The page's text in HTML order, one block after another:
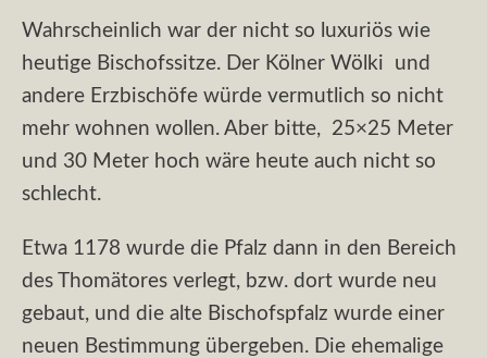
Wahrscheinlich war der nicht so luxuriös wie
heutige Bischofssitze. Der Kölner Wölki und
andere Erzbischöfe würde vermutlich so nicht
mehr wohnen wollen. Aber bitte, 25×25 Meter
und 30 Meter hoch wäre heute auch nicht so
schlecht.
Etwa 1178 wurde die Pfalz dann in den Bereich
des Thomätores verlegt, bzw. dort wurde neu
gebaut, und die alte Bischofspfalz wurde einer
neuen Bestimmung übergeben. Die ehemalige